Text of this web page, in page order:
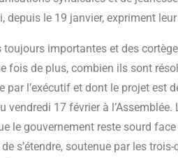
depuis le 19 janvier, expriment
toujours importantes et des
fois de plus, combien ils sont
par l’exécutif et dont le projet est
vendredi 17 février à
le gouvernement reste sourd
s’étendre, soutenue par les